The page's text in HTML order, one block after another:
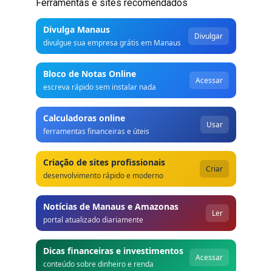
Ferramentas e sites recomendados
Divulga Manaus
divulgue sua empresa grátis em Manaus
Divulgar
Bloco de Notas Online
escreva rápido sem instalar nada
Acessar
Calculadoras online
ferramentas financeiras e úteis
Usar
Criação de sites profissionais
desenvolvimento rápido e moderno
Criar
Notícias de Manaus e Amazonas
portal atualizado diariamente
Ler
Dicas financeiras e investimentos
conteúdo sobre dinheiro e renda
Acessar